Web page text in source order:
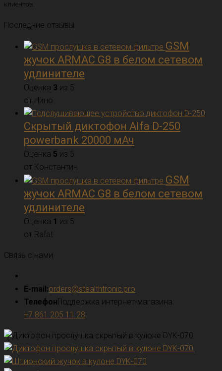
клиентов.
Последние отзывы
GSM
жучок ARMAC G8 в белом сетевом
удлинителе
Оценка 3 из 5
от Нино
Скрытый диктофон Alfa D-250
powerbank 20000 мАч
Оценка 5 из 5
от Константин
GSM
жучок ARMAC G8 в белом сетевом
удлинителе
Оценка 1 из 5
от Rafat
Связь с нами
E-mail:orders@stealthtronic.pro
ТелефонПоддержка интернет-магазина:
+7 861 205 11 28